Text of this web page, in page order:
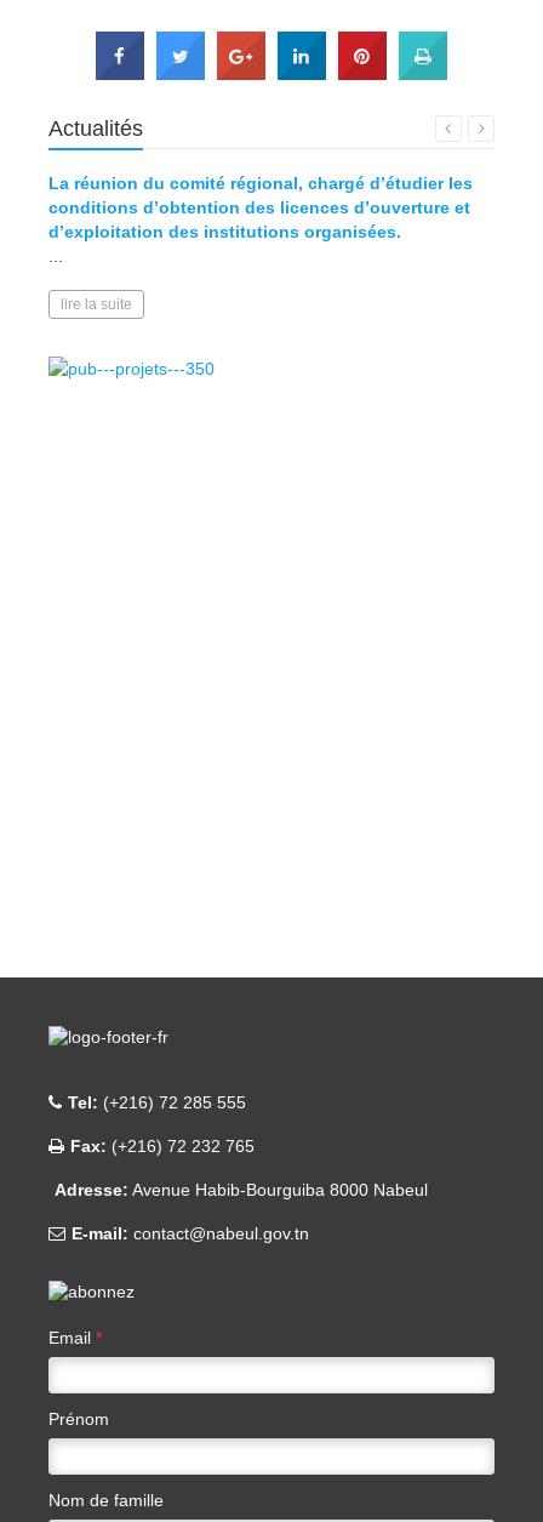
Actualités
La réunion du comité régional, chargé d’étudier les
conditions d’obtention des licences d’ouverture et
d’exploitation des institutions organisées.
lire la suite
Tel: (+216) 72 285 555
Fax: (+216) 72 232 765
Adresse: Avenue Habib-Bourguiba 8000 Nabeul
E-mail: contact@nabeul.gov.tn
Email *
Prénom
Nom de famille